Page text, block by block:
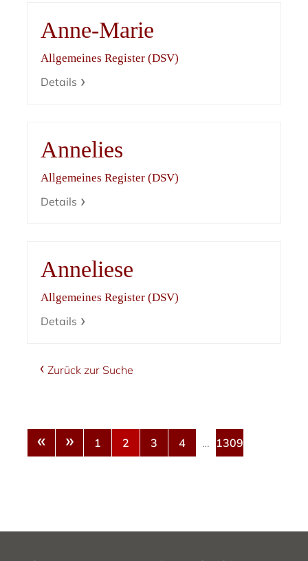
Anne-Marie
Allgemeines Register (DSV)
Details
Annelies
Allgemeines Register (DSV)
Details
Anneliese
Allgemeines Register (DSV)
Details
Zurück zur Suche
« » 1 2 3 4 … 1309